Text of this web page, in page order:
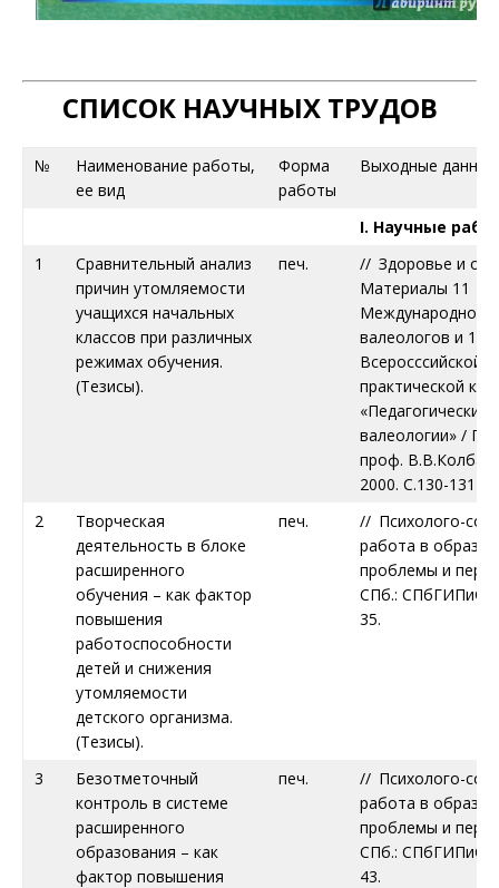
СПИСОК НАУЧНЫХ ТРУДОВ
№
Наименование работы,
ее вид
Форма
работы
Выходные данные
I. Научные
1
Сравнительный анализ
причин утомляемости
учащихся начальных
классов при различных
режимах обучения.
(Тезисы).
печ.
// Здоровье и
Материалы 11
Международного
валеологов и 1У
Всеросссийской
практической
валеологии» /
проф.
2000. С.130-131
2
Творческая
деятельность в блоке
расширенного
обучения – как фактор
повышения
работоспособности
детей и снижения
утомляемости
детского организма.
(Тезисы).
печ.
// Психолого-
работа в
проблемы и
СПб.: СПбГИПиСР,
35.
3
Безотметочный
контроль в системе
расширенного
образования – как
фактор повышения
печ.
// Психолого-
работа в
проблемы и
СПб.: СПбГИПиСР,
43.